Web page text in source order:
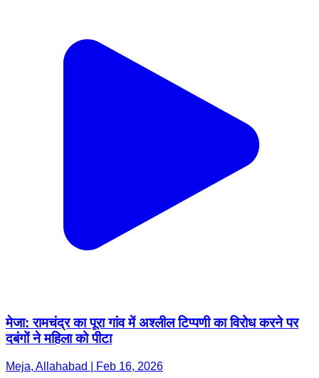
मेजा: रामचंद्र का पूरा गांव में अश्लील टिप्पणी का विरोध करने पर
दबंगों ने महिला को पीटा
Meja, Allahabad | Feb 16, 2026